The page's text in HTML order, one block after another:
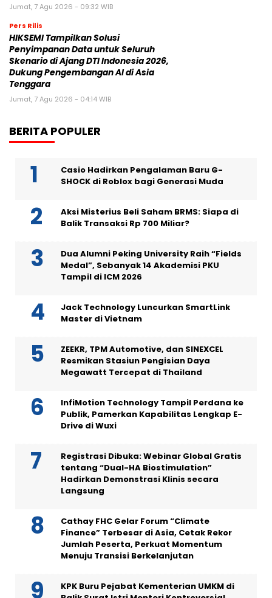
Jumat, 7 Agu 2026 - 09:32 WIB
Pers Rilis
HIKSEMI Tampilkan Solusi
Penyimpanan Data untuk Seluruh
Skenario di Ajang DTI Indonesia 2026,
Dukung Pengembangan AI di Asia
Tenggara
Jumat, 7 Agu 2026 - 04:14 WIB
BERITA POPULER
Casio Hadirkan Pengalaman Baru G-
SHOCK di Roblox bagi Generasi Muda
Aksi Misterius Beli Saham BRMS: Siapa di
Balik Transaksi Rp 700 Miliar?
Dua Alumni Peking University Raih “Fields
Medal”, Sebanyak 14 Akademisi PKU
Tampil di ICM 2026
Jack Technology Luncurkan SmartLink
Master di Vietnam
ZEEKR, TPM Automotive, dan SINEXCEL
Resmikan Stasiun Pengisian Daya
Megawatt Tercepat di Thailand
InfiMotion Technology Tampil Perdana ke
Publik, Pamerkan Kapabilitas Lengkap E-
Drive di Wuxi
Registrasi Dibuka: Webinar Global Gratis
tentang “Dual-HA Biostimulation”
Hadirkan Demonstrasi Klinis secara
Langsung
Cathay FHC Gelar Forum “Climate
Finance” Terbesar di Asia, Cetak Rekor
Jumlah Peserta, Perkuat Momentum
Menuju Transisi Berkelanjutan
KPK Buru Pejabat Kementerian UMKM di